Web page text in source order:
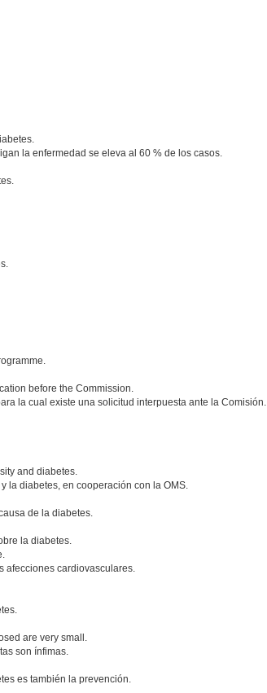
la enfermedad se eleva al 60 % de los casos.
before the Commission.
la cual existe una solicitud interpuesta ante la Comisión.
and diabetes.
la diabetes, en cooperación con la OMS.
de la diabetes.
la diabetes.
afecciones cardiovasculares.
are very small.
son ínfimas.
es también la prevención.